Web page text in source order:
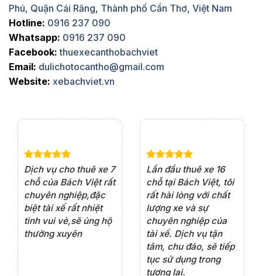
Phú, Quận Cái Răng, Thành phố Cần Thơ, Việt Nam
Hotline: 0916 237 090
Whatsapp: 0916 237 090
Facebook: thuexecanthobachviet
Email: dulichotocantho@gmail.com
Website: xebachviet.vn
Dịch vụ cho thuê xe 7
chỗ của Bách Việt rất
chuyên nghiệp,đặc
biệt tài xế rất nhiệt
tình vui vẻ,sẽ ủng hộ
thường xuyên
Lần đầu thuê xe 16
chỗ tại Bách Việt, tôi
rất hài lòng với chất
lượng xe và sự
chuyên nghiệp của
tài xế. Dịch vụ tận
tâm, chu đáo, sẽ tiếp
tục sử dụng trong
tương lai.